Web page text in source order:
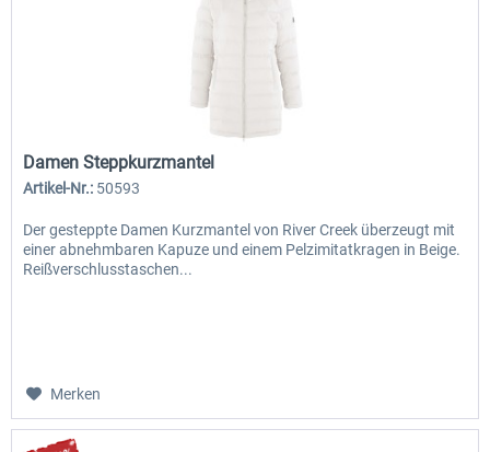
Damen Steppkurzmantel
Artikel-Nr.: 50593
Der gesteppte Damen Kurzmantel von River Creek überzeugt mit
einer abnehmbaren Kapuze und einem Pelzimitatkragen in Beige.
Reißverschlusstaschen...
Merken